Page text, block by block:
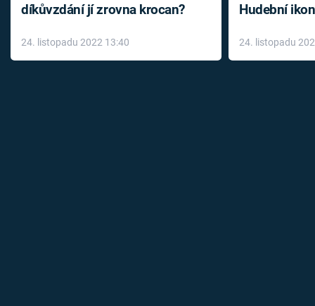
díkůvzdání jí zrovna krocan?
24. listopadu 2022 13:40
Hudební
léky
24. listopadu